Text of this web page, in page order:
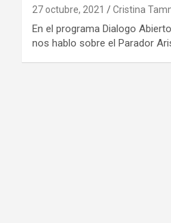
27 octubre, 2021 Cristina
En el programa Dialogo
nos hablo sobre el Parador